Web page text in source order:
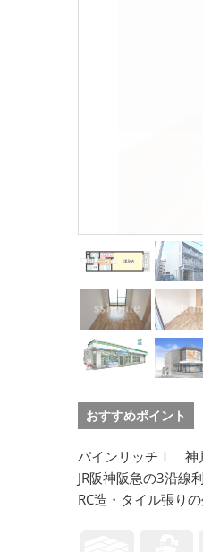
おすすめポイント
パインリッチⅠ 神
JR阪神阪急の3沿線
RC造・タイル張り